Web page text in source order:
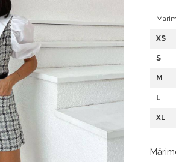
XS
S
M
L
XL